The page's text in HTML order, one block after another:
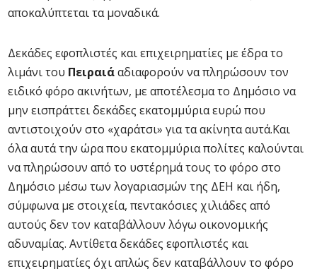
αποκαλύπτεται τα μοναδικά.
Δεκάδες εφοπλιστές και επιχειρηματίες με έδρα το
λιμάνι του Πειραιάαδιαφορούν να πληρώσουν τον
ειδικό φόρο ακινήτων, με αποτέλεσμα το Δημόσιο να
μην εισπράττει δεκάδες εκατομμύρια ευρώ που
αντιστοιχούν στο «χαράτσι» για τα ακίνητα αυτά.Και
όλα αυτά την ώρα που εκατομμύρια πολίτες καλούνται
να πληρώσουν από το υστέρημά τους το φόρο στο
Δημόσιο μέσω των λογαριασμών της ΔΕΗ και ήδη,
σύμφωνα με στοιχεία, πεντακόσιες χιλιάδες από
αυτούς δεν τον καταβάλλουν λόγω οικονομικής
αδυναμίας. Αντίθετα δεκάδες εφοπλιστές και
επιχειρηματίες όχι απλώς δεν καταβάλλουν το φόρο